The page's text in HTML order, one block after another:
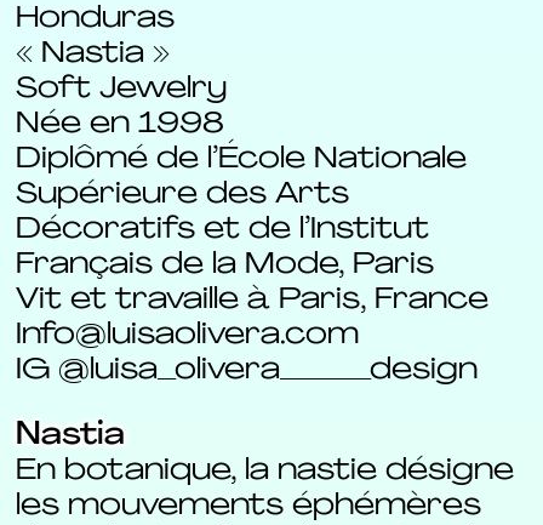
Honduras
« Nastia »
Soft Jewelry
Née en 1998
Diplômé de l’École Nationale
Supérieure des Arts
Décoratifs et de l’Institut
Français de la Mode, Paris
Vit et travaille à Paris, France
Info@luisaolivera.com
IG @luisa_olivera_____design
Nastia
En botanique, la nastie désigne
les mouvements éphémères